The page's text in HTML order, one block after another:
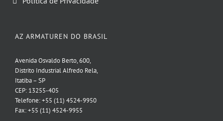
AZ ARMATUREN DO BRASIL
Avenida Osvaldo Berto, 600,
Distrito Industrial Alfredo Rela,
Itatiba – SP
CEP: 13255-405
Telefone: +55 (11) 4524-9950
Fax: +55 (11) 4524-9955